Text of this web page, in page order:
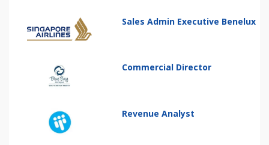
Sales Admin Executive Benelux
Commercial Director
Revenue Analyst